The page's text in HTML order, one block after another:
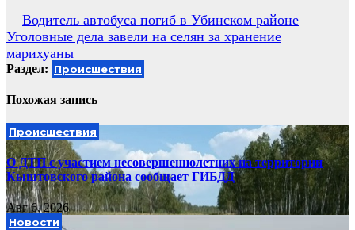
Навигация
по
записям
Водитель автобуса погиб в Убинском районе
Уголовные дела завели на селян за хранение
марихуаны
Раздел: Происшествия
Похожая запись
Происшествия
О ДТП с участием несовершеннолетних на территории
Кыштовского района сообщает ГИБДД
Авг 6, 2026
Новости